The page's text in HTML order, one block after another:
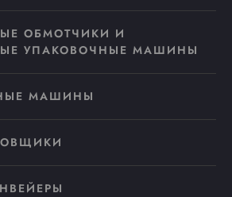
ОБМОТЧИКИ И
УПАКОВОЧНЫЕ МАШИНЫ
МАШИНЫ